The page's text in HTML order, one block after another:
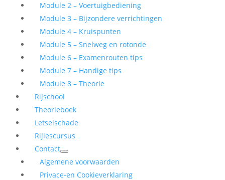
Module 2 – Voertuigbediening
Module 3 – Bijzondere verrichtingen
Module 4 – Kruispunten
Module 5 – Snelweg en rotonde
Module 6 – Examenrouten tips
Module 7 – Handige tips
Module 8 – Theorie
Rijschool
Theorieboek
Letselschade
Rijlescursus
Contact
Algemene voorwaarden
Privace-en Cookieverklaring